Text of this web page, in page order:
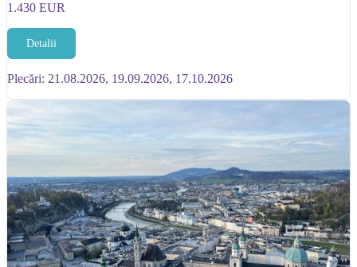
1.430 EUR
Detalii
Plecări: 21.08.2026, 19.09.2026, 17.10.2026